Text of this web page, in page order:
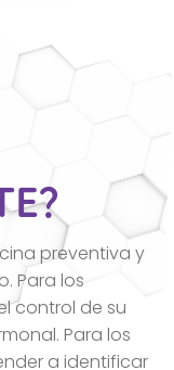
preventiva y
Para los
control de su
Para los
a identificar